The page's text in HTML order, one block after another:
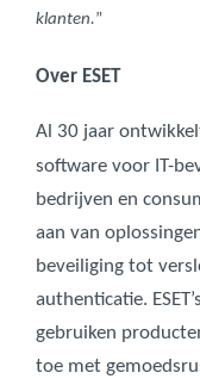
klanten.”
Over ESET
Al 30 jaar
software voor IT-
bedrijven en
aan van
beveiliging tot
authenticatie.
gebruiken
toe met